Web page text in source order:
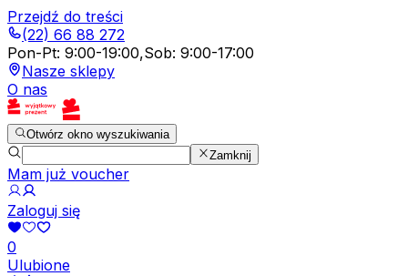
Przejdź do treści
(22) 66 88 272
Pon-Pt: 9:00-19:00,Sob: 9:00-17:00
Nasze sklepy
O nas
Otwórz okno wyszukiwania
Zamknij
Mam już voucher
Zaloguj się
0
Ulubione